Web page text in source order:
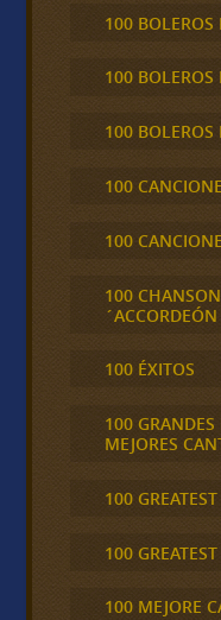
100 BOLEROS
100 BOLEROS
100 BOLEROS
100
100
100
´ACCORDEÓN
100 ÉXITOS
100
MEJORES
100
100
100 MEJORE